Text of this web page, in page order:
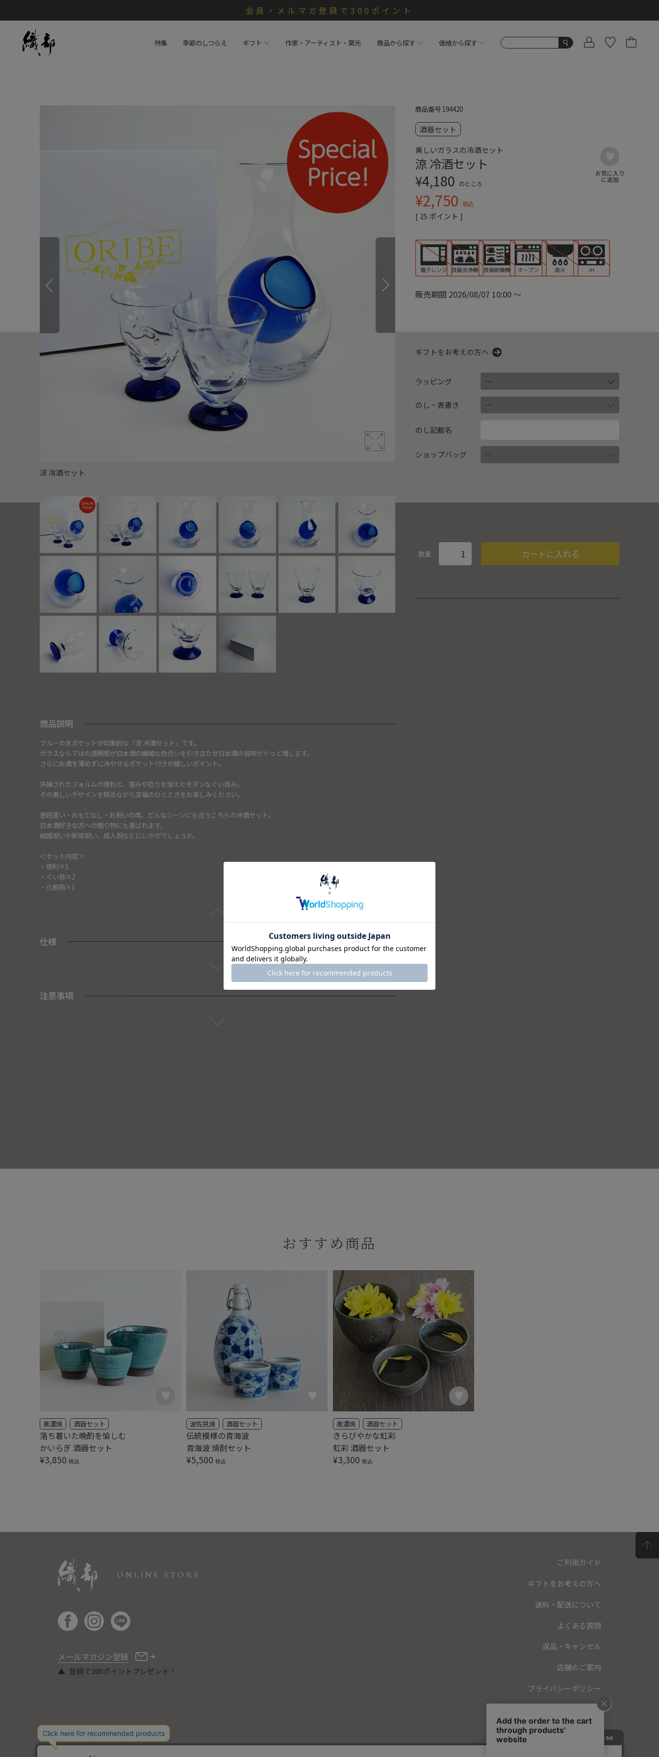
会員・メルマガ登録で300ポイント
特集 季節のしつらえ ギフト 作家・アーティスト・窯元 商品から探す 価格から探す
涼 冷酒セット
商品説明
ブルーの氷ポケットが印象的な「涼 冷酒セット」です。
ガラスならではの透明感が日本酒の繊細な色合いを引き立たせ日本酒の旨味がぐっと増します。
さらにお酒を薄めずに冷やせるポケット付きが嬉しいポイント。
洗練されたフォルムの徳利と、窪みや捻りを加えたモダンなぐい呑み。
その美しいデザインを眺めながら至福のひとときをお楽しみください。
普段遣い・おもてなし・お祝いの席、どんなシーンにも合うこちらの冷酒セット。
日本酒好きな方への贈り物にも喜ばれます。
結婚祝いや新築祝い、成人祝などにいかがでしょうか。
＜セット内容＞
・徳利×1
・ぐい呑×2
・化粧箱×1
仕様
注意事項
商品番号 194420
酒器セット
美しいガラスの冷酒セット
涼 冷酒セット
¥4,180 のところ
¥2,750 税込
[ 25 ポイント ]
販売期間 2026/08/07 10:00 〜
ギフトをお考えの方へ
ラッピング
のし・表書き
のし記載名
ショップバッグ
数量 カートに入れる
おすすめ商品
かいらぎ 酒器セット
美濃焼 酒器セット
¥3,850 税込
落ち着いた晩酌を愉しむ
青海波 焼酎セット
波佐見焼 酒器セット
¥5,500 税込
伝統模様の青海波
虹彩 酒器セット
美濃焼 酒器セット
¥3,300 税込
きらびやかな虹彩
ONLINE STORE
メールマガジン登録
登録で300ポイントプレゼント！
ご利用ガイド
ギフトをお考えの方へ
送料・配送について
よくある質問
返品・キャンセル
店舗のご案内
プライバシーポリシー
特定商取引法に基づく表記